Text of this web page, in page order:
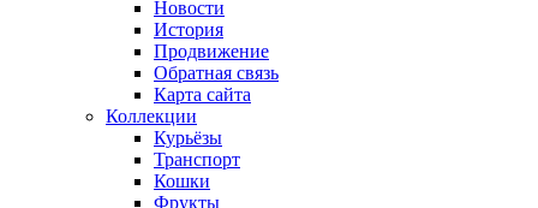
Новости
История
Продвижение
Обратная связь
Карта сайта
Коллекции
Курьёзы
Транспорт
Кошки
Фрукты